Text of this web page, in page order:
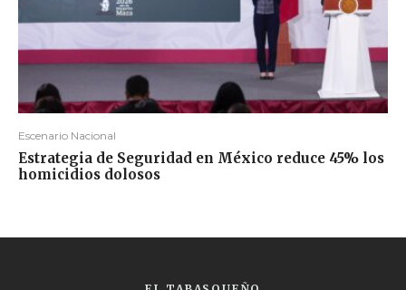
Escenario Nacional
Estrategia de Seguridad en México reduce 45% los
homicidios dolosos